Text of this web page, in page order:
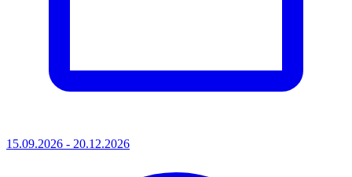
15.09.2026 - 20.12.2026